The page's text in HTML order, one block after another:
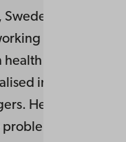
Sweden. She has
clinically
health promoting
in working
Her research
within the